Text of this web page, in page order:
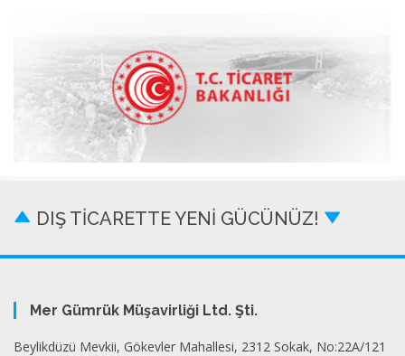
DIŞ TİCARETTE YENİ GÜCÜNÜZ!
Mer Gümrük Müşavirliği Ltd. Şti.
Beylikdüzü Mevkii, Gökevler Mahallesi, 2312 Sokak, No:22A/121